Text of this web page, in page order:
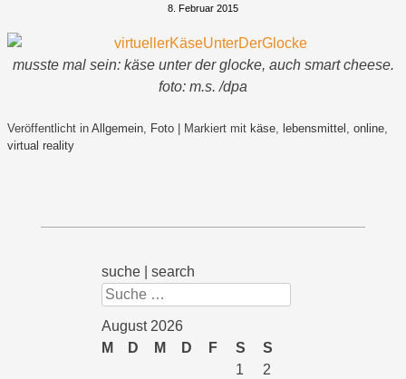
8. Februar 2015
musste mal sein: käse unter der glocke, auch smart cheese.
foto: m.s. /dpa
Veröffentlicht in Allgemein, Foto Markiert mit käse, lebensmittel , online,
virtual reality
suche | search
Suchen
August 2026
M
D M D F S
S
1
2